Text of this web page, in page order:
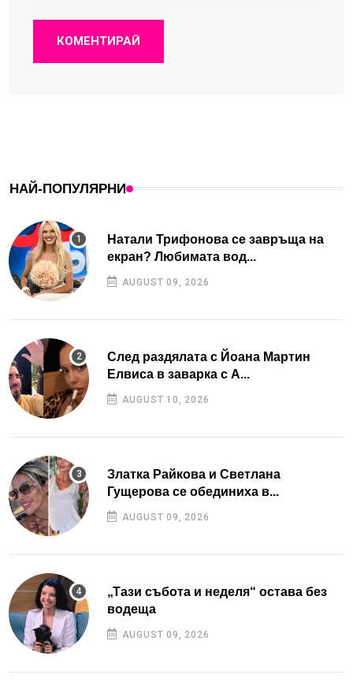
КОМЕНТИРАЙ
НАЙ-ПОПУЛЯРНИ
Натали Трифонова се завръща на
екран? Любимата вод...
AUGUST 09, 2026
След раздялата с Йоана Мартин
Елвиса в заварка с А...
AUGUST 10, 2026
Златка Райкова и Светлана
Гущерова се обединиха в...
AUGUST 09, 2026
„Тази събота и неделя“ остава без
водеща
AUGUST 09, 2026